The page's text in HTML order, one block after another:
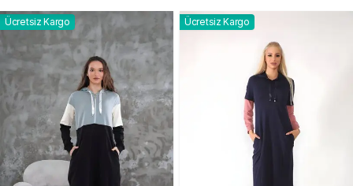
Elbise
Ücretsiz Kargo Ücretsiz Kargo